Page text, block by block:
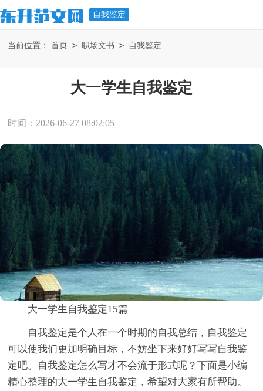
自我鉴定
当前位置： 首页 > 职场文书 > 自我鉴定
大一学生自我鉴定
时间：2026-06-27 08:02:05
大一学生自我鉴定15篇
自我鉴定是个人在一个时期的自我总结，自我鉴定
可以使我们更加明确目标，不妨坐下来好好写写自我鉴
定吧。自我鉴定怎么写才不会流于形式呢？下面是小编
精心整理的大一学生自我鉴定，希望对大家有所帮助。